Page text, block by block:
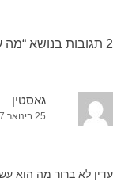
2 תגובות בנושא “ מה
גאסטין
25 בינואר 2017 בשעה 15:59